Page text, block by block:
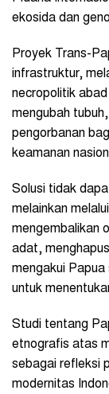
ekosida dan
Proyek Trans-
infrastruktur,
necropolitik
mengubah
pengorbanan
keamanan
Solusi tidak
melainkan
mengembalikan
adat,
mengakui
untuk
Studi tentang
etnografis atas
sebagai refleksi
modernitas